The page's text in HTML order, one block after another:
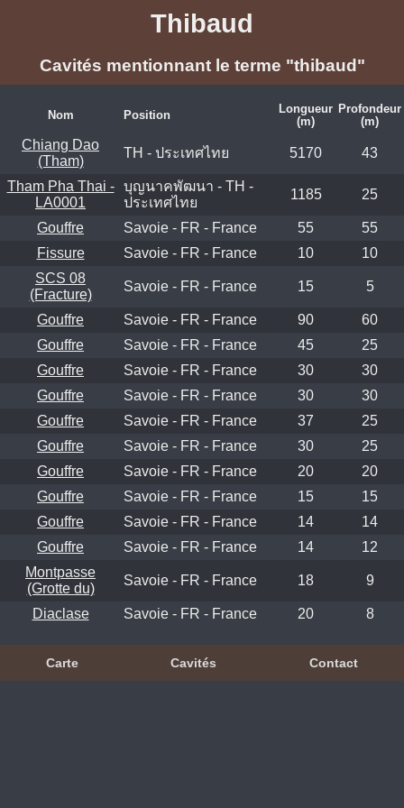
Thibaud
Cavités mentionnant le terme "thibaud"
Nom Position
Longueur
(m)
Profondeur
(m)
Chiang Dao
(Tham)
TH - ประเทศไทย 5170 43
Tham Pha Thai -
LA0001
บุญนาคพัฒนา - TH -
ประเทศไทย
1185 25
Gouffre Savoie - FR - France 55
55
Fissure
Savoie - FR - France 10
10
SCS 08
(Fracture)
Savoie - FR - France 15 5
Gouffre Savoie - FR - France 90
60
Gouffre
Savoie - FR - France 45
25
Gouffre
Savoie - FR - France 30
30
Gouffre
Savoie - FR - France 30
30
Gouffre
Savoie - FR - France 37
25
Gouffre
Savoie - FR - France 30
25
Gouffre
Savoie - FR - France 20
20
Gouffre
Savoie - FR - France 15
15
Gouffre
Savoie - FR - France 14
14
Gouffre
Savoie - FR - France 14
12
Montpasse
(Grotte du)
Savoie - FR - France 18 9
Diaclase Savoie - FR - France 20 8
Carte Cavités Contact